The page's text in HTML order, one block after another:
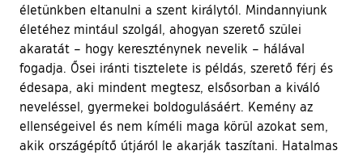
életünkben eltanulni a szent királytól. Mindannyiunk
életéhez mintául szolgál, ahogyan szerető szülei
akaratát – hogy kereszténynek nevelik – hálával
fogadja. Ősei iránti tisztelete is példás, szerető férj és
édesapa, aki mindent megtesz, elsősorban a kiváló
neveléssel, gyermekei boldogulásáért. Kemény az
ellenségeivel és nem kíméli maga körül azokat sem,
akik országépítő útjáról le akarják taszítani. Hatalmas